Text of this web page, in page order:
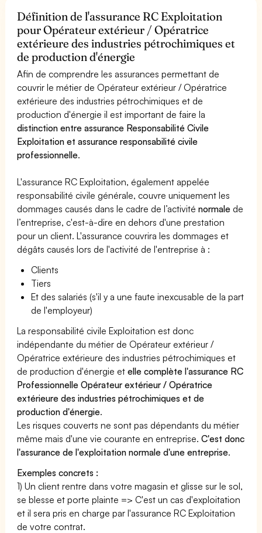
Définition de l'assurance RC Exploitation
pour Opérateur extérieur / Opératrice
extérieure des industries pétrochimiques et
de production d'énergie
Afin de comprendre les assurances permettant de
couvrir le métier de Opérateur extérieur / Opératrice
extérieure des industries pétrochimiques et de
production d'énergie il est important de faire la
distinction entre assurance Responsabilité Civile
Exploitation et assurance responsabilité civile
professionnelle.
L'assurance RC Exploitation, également appelée
responsabilité civile générale, couvre uniquement les
dommages causés dans le cadre de l’activiténormale de
l’entreprise, c'est-à-dire en dehors d'une prestation
pour un client. L'assurance couvrira les dommages et
dégâts causés lors de l'activité de l'entreprise à :
Clients
Tiers
Et des salariés (s'il y a une faute inexcusable de la part
de l'employeur)
La responsabilité civile Exploitation est donc
indépendante du métier de Opérateur extérieur /
Opératrice extérieure des industries pétrochimiques et
de production d'énergie etelle complète l'assurance RC
Professionnelle Opérateur extérieur / Opératrice
extérieure des industries pétrochimiques et de
production d'énergie.
Les risques couverts ne sont pas dépendants du métier
même mais d'une vie courante en entreprise.C'est donc
l'assurance de l'exploitation normale d'une entreprise.
Exemples concrets :
1) Un client rentre dans votre magasin et glisse sur le sol,
se blesse et porte plainte => C'est un cas d'exploitation
et il sera pris en charge par l'assurance RC Exploitation
de votre contrat.